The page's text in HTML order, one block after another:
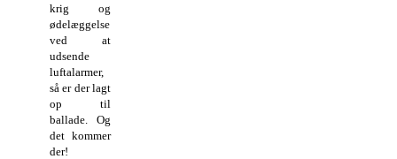
krig og
ødelæggelse
ved at
udsende
luftalarmer,
så er der lagt
op til
ballade. Og
det kommer
der!